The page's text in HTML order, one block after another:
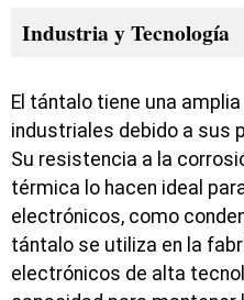
Industria y Tecnología
El tántalo tiene una
industriales debido a sus
Su resistencia a la
térmica lo hacen ideal
electrónicos, como
tántalo se utiliza en la
electrónicos de alta